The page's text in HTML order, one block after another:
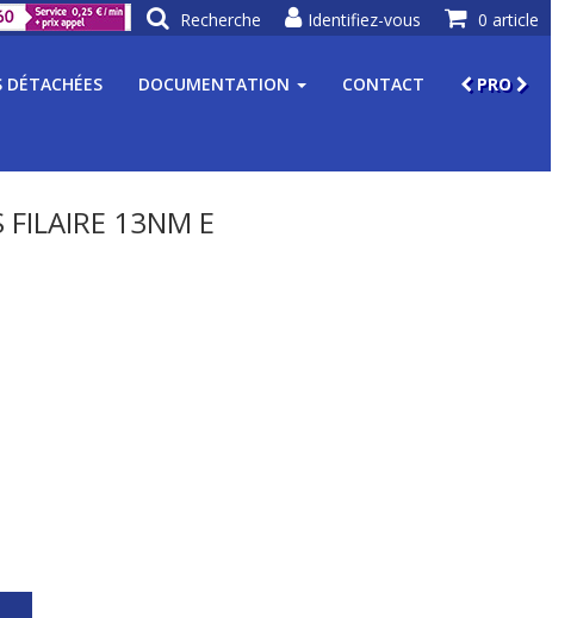
DÉTACHÉES DOCUMENTATION CONTACT PRO
FILAIRE 13NM E
0 article
Identifiez-vous
Recherche